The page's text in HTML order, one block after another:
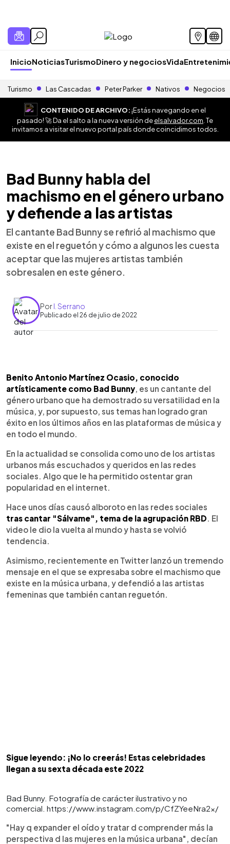
InicioNoticiasTurismoDinero y negociosVida
Turismo Las Cascadas Peter Parker Nativos Negocios
CONTENIDO DE ARCHIVO:¡Estás navegando en el
pasado! 🚀 Da el salto a la nueva versión deelsalvador.com . Te
invitamos a visitar el nuevo portal país donde coincidimos todos.
Bad Bunny habla del
machismo en el género urbano
y defiende a las artistas
El cantante Bad Bunny se refirió al machismo que
existe en el reguetón y cómo a algunos les cuesta
aceptar que las mujeres artistas también
sobresalen en este género.
PorI. Serrano
Publicado el 26 de julio de 2022
► Escuchar artículo
Benito Antonio Martínez Ocasio, conocido
artísticamente como Bad Bunny, es un cantante del
género urbano que ha demostrado su versatilidad en la
música, y, por supuesto, sus temas han logrado gran
éxito en los últimos años en las plataformas de música y
en todo el mundo.
En la actualidad se consolida como uno de los artistas
urbanos más escuchados y queridos en las redes
sociales. Algo que le ha permitido ostentar gran
popularidad en el internet.
Hace unos días causó alboroto en las redes sociales
tras cantar "Sálvame", tema de la agrupación RBD. El
video le dio la vuelta al mundo y hasta se volvió
tendencia.
Asimismo, recientemente en Twitter lanzó un tremendo
mensaje en el que se expresaba sobre el machismo que
existe en la música urbana, y defendió a las artistas
femeninas que también cantan reguetón.
Sigue leyendo: ¡No lo creerás! Estas celebridades
llegan a su sexta década este 2022
Bad Bunny. Fotografía de carácter ilustrativo y no
comercial. https://www.instagram.com/p/CfZYeeNra2x/
"Hay q expander el oído y tratar d comprender más la
perspectiva d las mujeres en la música urbana", decían